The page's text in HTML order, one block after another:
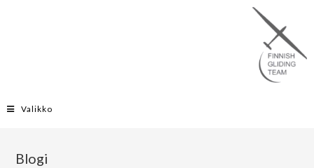
Valikko
Blogi